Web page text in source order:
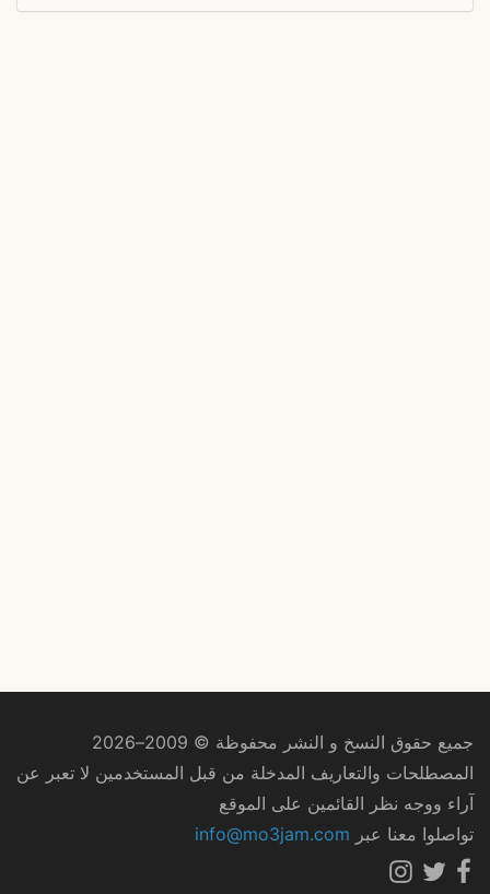
جميع حقوق النسخ و النشر محفوظة © 2009–2026
المصطلحات والتعاريف المدخلة من قبل المستخدمين لا تعبر عن
آراء ووجه نظر القائمين على الموقع
تواصلوا معنا عبر info@mo3jam.com